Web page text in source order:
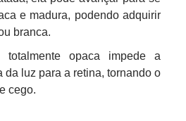
e madura, podendo adquirir
branca.
opaca impede a
da luz para a retina, tornando o
cego.